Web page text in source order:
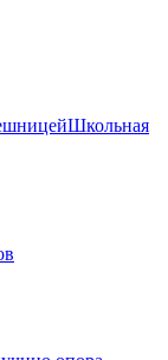
Школьная